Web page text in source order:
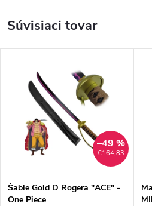
Súvisiaci tovar
€164,83
–49 %
Šable Gold D Rogera "ACE" -
One Piece